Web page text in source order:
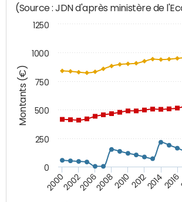
Montants (€)
(Source : JDN d'après ministère de
20002002200620082010201220142016
0
250
500
750
1000
1250